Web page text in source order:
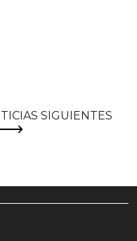
SIGUIENTES